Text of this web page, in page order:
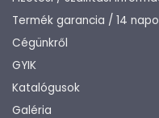
Termék garancia / 14
Cégünkről
GYIK
Katalógusok
Galéria